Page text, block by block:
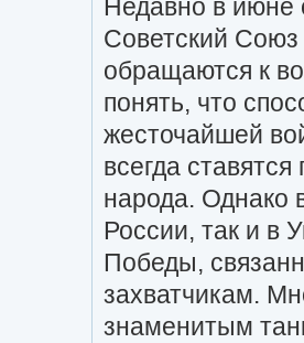
Недавно в июне
Советский Союз
обращаются к
понять, что
жесточайшей
всегда
народа. Однако
России, так и в
Победы,
захватчикам.
знаменитым